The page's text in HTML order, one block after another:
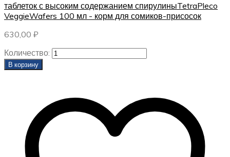
таблеток с высоким содержанием спирулиныTetraPleco
VeggieWafers 100 мл - корм для сомиков-присосок
630,00 ₽
Количество:
В корзину